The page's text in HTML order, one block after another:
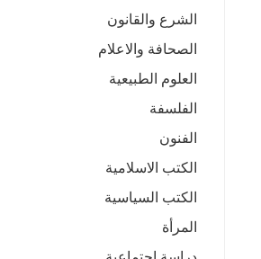
الشرع والقانون
الصحافة والاعلام
العلوم الطبيعية
الفلسفة
الفنون
الكتب الاسلامية
الكتب السياسية
المرأة